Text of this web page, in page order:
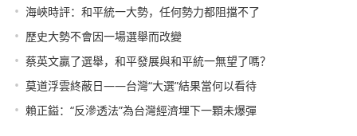
• 海峽時評：和平統一大勢，任何勢力都阻擋不了
• 歷史大勢不會因一場選舉而改變
• 蔡英文贏了選舉，和平發展與和平統一無望了嗎？
• 莫道浮雲終蔽日——台灣“大選”結果當何以看待
• 賴正鎰：“反滲透法”為台灣經濟埋下一顆未爆彈